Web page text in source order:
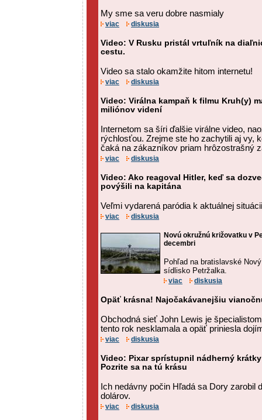
My sme sa veru dobre nasmialy
viac diskusia
Video: V Rusku pristál vrtuľník na
cestu.
Video sa stalo okamžite hitom internetu!
viac diskusia
Video: Virálna kampaň k filmu Kruh(y)
miliónov videní
Internetom sa šíri ďalšie virálne video,
rýchlosťou. Zrejme ste ho zachytili aj vy,
čaká na zákazníkov priam hrôzostrašný
viac diskusia
Video: Ako reagoval Hitler, keď sa
povýšili na kapitána
Veľmi vydarená paródia k aktuálnej situácii
viac diskusia
Novú okružnú križovatku v
decembri
Pohľad na bratislavské
sídlisko Petržalka.
viac diskusia
Opäť krásna! Najočakávanejšiu
Obchodná sieť John Lewis je
tento rok nesklamala a opäť priniesla
viac diskusia
Video: Pixar sprístupnil nádherný krátky
Pozrite sa na tú krásu
Ich nedávny počin Hľadá sa Dory zarobil
dolárov.
viac diskusia